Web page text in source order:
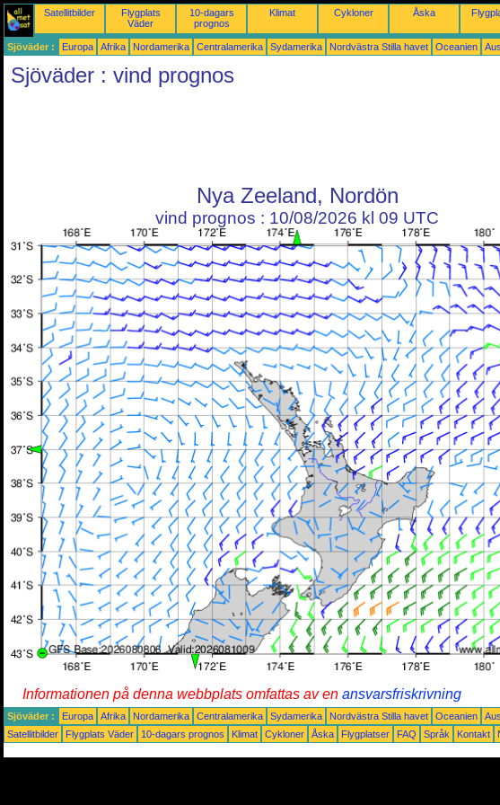
Satellitbilder
Flygplats
Väder
10-dagars
prognos
Klimat Cykloner Åska
Sjöväder : Europa Afrika Nordamerika Centralamerika Sydamerika Nordvästra Stilla havet Oceanien
Sjöväder : vind prognos
Nya Zeeland, Nordön
vind prognos : 10/08/2026 kl 09 UTC
Informationen på denna webbplats omfattas av en ansvarsfriskrivning
Sjöväder : Europa Afrika Nordamerika Centralamerika Sydamerika Nordvästra Stilla havet Oceanien
Satellitbilder
Flygplats Väder 10-dagars prognos Klimat Cykloner Åska Flygplatser FAQ Språk Kontakt